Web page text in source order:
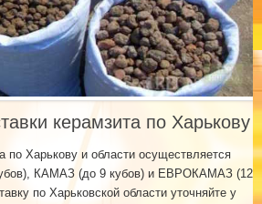
керамзита по Харькову
по Харькову и области осуществляется
КАМАЗ (до 9 кубов) и ЕВРОКАМАЗ (12
по Харьковской области уточняйте у